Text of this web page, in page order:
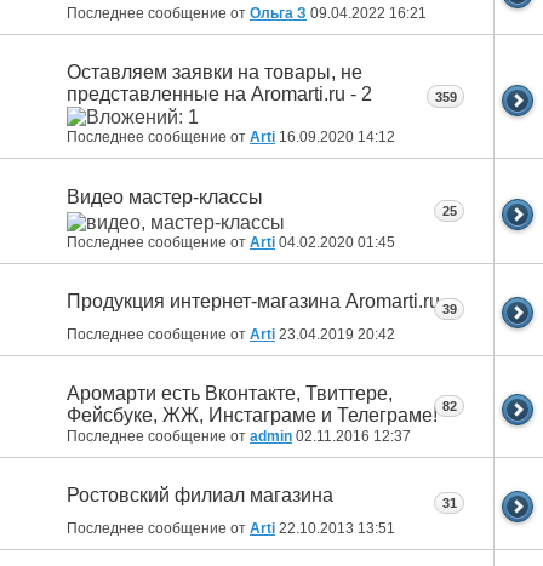
Последнее сообщение от Ольга З 09.04.2022 16:21
Оставляем заявки на товары, не
представленные на Aromarti.ru - 2
Последнее сообщение от Arti 16.09.2020 14:12
359
Видео мастер-классы
Последнее сообщение от Arti 04.02.2020 01:45
25
Продукция интернет-магазина Aromarti.ru
Последнее сообщение от Arti 23.04.2019 20:42
39
Аромарти есть Вконтакте, Твиттере,
Фейсбуке, ЖЖ, Инстаграме и Телеграме!
Последнее сообщение от admin 02.11.2016 12:37
82
Ростовский филиал магазина
Последнее сообщение от Arti 22.10.2013 13:51
31